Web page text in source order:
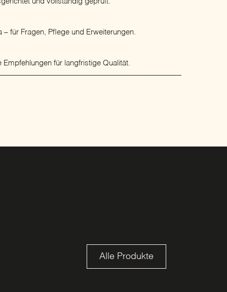
für Fragen, Pflege und Erweiterungen.
für langfristige Qualität.
Alle Produkte